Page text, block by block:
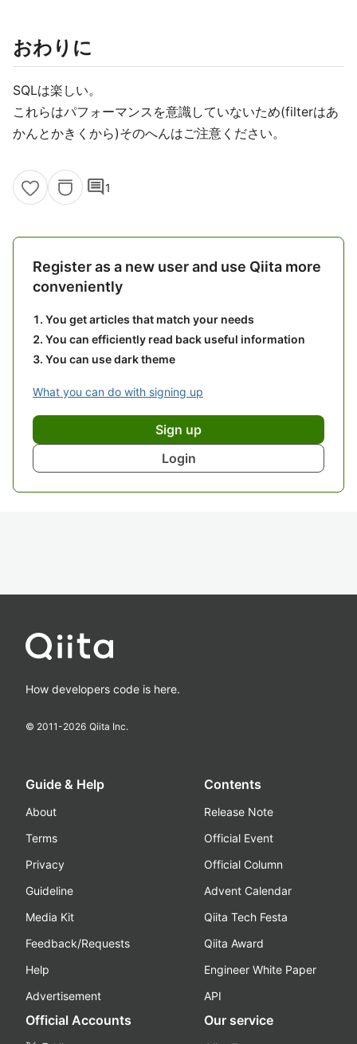
おわりに
SQLは楽しい。
これらはパフォーマンスを意識していないため(filterはあ
かんとかきくから)そのへんはご注意ください。
comment1
Register as a new user and use Qiita more
conveniently
You get articles that match your needs
You can efficiently read back useful information
You can use dark theme
What you can do with signing up
Sign up
Login
How developers code is here.
© 2011-2026 Qiita Inc.
Guide & Help
About
Terms
Privacy
Guideline
Media Kit
Feedback/Requests
Help
Advertisement
Contents
Release Note
Official Event
Official Column
Advent Calendar
Qiita Tech Festa
Qiita Award
Engineer White Paper
API
Official Accounts Our service